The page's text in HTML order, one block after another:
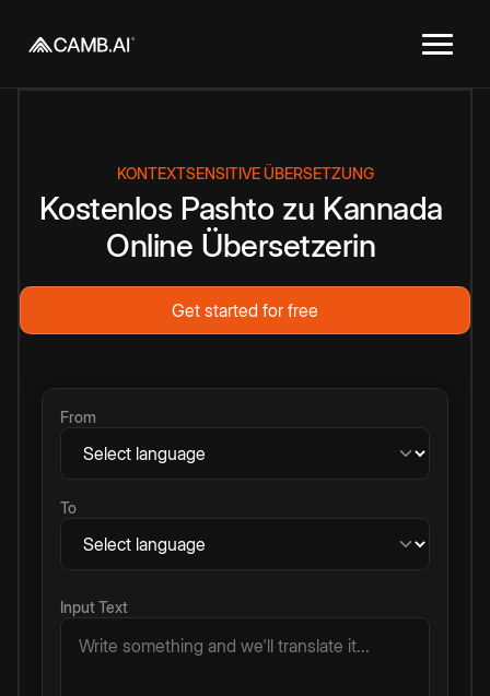
KONTEXTSENSITIVE ÜBERSETZUNG
Kostenlos Pashto zu Kannada
Online Übersetzerin
Get started for free
From
To
Input Text